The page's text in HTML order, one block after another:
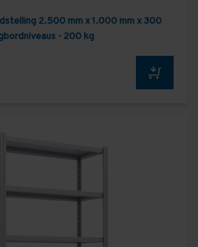
2.500 mm x 1.000 mm x 300
- 200 kg